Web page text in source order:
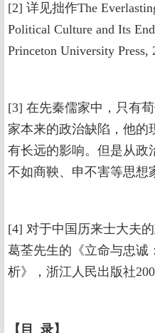
[2] 详见拙作The
Political Culture and Its
Princeton University Press,
[3] 在先秦儒家中，只有
家本来的政治缺陷，他的
有长远的影响。但是从政
不如商鞅、申不害等思想
[4] 对于中国历来士大夫
葛荃先生的《立命与忠诚
析》，浙江人民出版社
【目 录】